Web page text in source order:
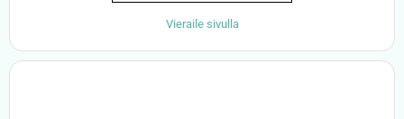
Vieraile sivulla